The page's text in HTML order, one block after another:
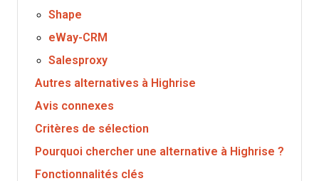
Shape
eWay-CRM
Salesproxy
Autres alternatives à Highrise
Avis connexes
Critères de sélection
Pourquoi chercher une alternative à Highrise ?
Fonctionnalités clés